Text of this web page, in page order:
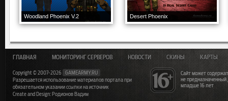
Woodland Phoenix V.2 Desert Phoenix
Сайт может
не
младше 16 лет
ГЛАВНАЯ МОНИТОРИНГ СЕРВЕРОВ НОВОСТИ СКИНЫ КАРТЫ
Copyright © 2007-2026
GAMEARMY.RU
Разрешается использование материалов портала при
обязательном указании ссылки на источник
Create and Design: Родионов Вадим